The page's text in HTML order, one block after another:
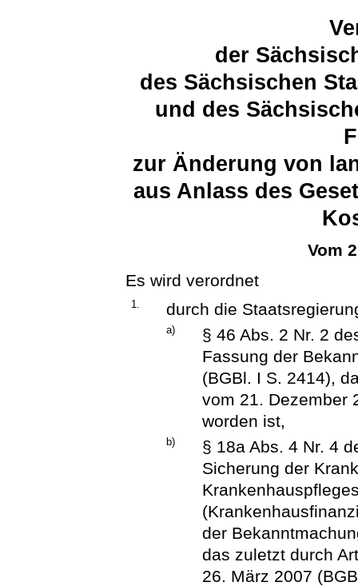
der
des Sächsischen
und des
zur Änderung von
aus Anlass des
Vom
Es wird verordnet
1. durch die
a)
§ 46 Abs. 2 Nr. 2
Fassung der
(BGBl. I S. 2414),
vom 21. Dezember
worden ist,
b)
§ 18a Abs. 4 Nr. 4
Sicherung der
der
das zuletzt durch
26. März 2007